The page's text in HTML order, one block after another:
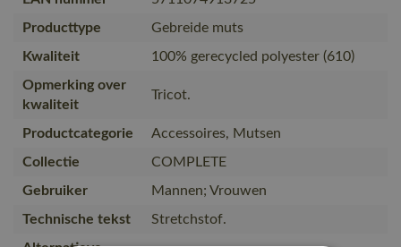
Producttype
Gebreide muts
Kwaliteit
100% gerecycled polyester (610)
Opmerking over
kwaliteit
Tricot.
Productcategorie
Accessoires, Mutsen
Collectie
COMPLETE
Gebruiker
Mannen; Vrouwen
Technische tekst
Stretchstof.